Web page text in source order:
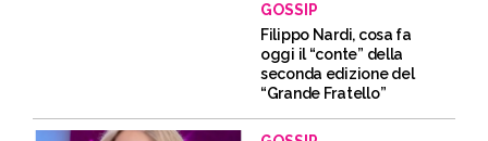
GOSSIP
Filippo Nardi, cosa fa
oggi il “conte” della
seconda edizione del
“Grande Fratello”